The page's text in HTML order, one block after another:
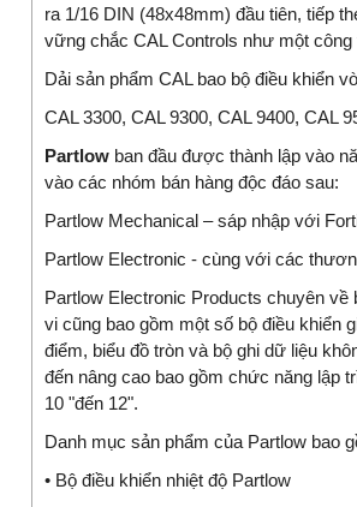
ra 1/16 DIN (48x48mm) đầu tiên, tiếp
vững chắc CAL Controls như một
Dải sản phẩm CAL bao bộ điều khiển
CAL 3300, CAL 9300, CAL 9400, CAL
Partlow ban đầu được thành lập vào
vào các nhóm bán hàng độc đáo sau:
Partlow Mechanical – sáp nhập với
Partlow Electronic - cùng với các
Partlow Electronic Products chuyên về
vi cũng bao gồm một số bộ điều khiển
điểm, biểu đồ tròn và bộ ghi dữ liệu
đến nâng cao bao gồm chức năng lập
10 "đến 12".
Danh mục sản phẩm của Partlow bao
• Bộ điều khiển nhiệt độ Partlow